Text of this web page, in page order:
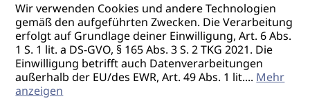
Wir verwenden Cookies und andere Technologien
gemäß den aufgeführten Zwecken. Die Verarbeitung
erfolgt auf Grundlage deiner Einwilligung, Art. 6 Abs.
1 S. 1 lit. a DS-GVO, § 165 Abs. 3 S. 2 TKG 2021. Die
Einwilligung betrifft auch Datenverarbeitungen
außerhalb der EU/des EWR, Art. 49 Abs. 1 lit....Mehr
anzeigen